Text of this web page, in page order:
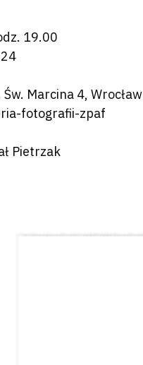
19.00
Św. Marcina 4, Wrocław
fotografii-zpaf
Pietrzak